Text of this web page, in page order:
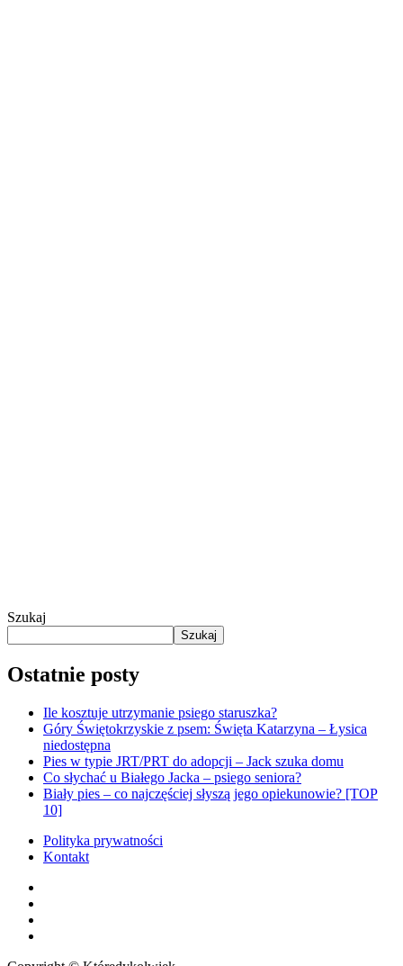
Szukaj
Szukaj
Ostatnie posty
Ile kosztuje utrzymanie psiego staruszka?
Góry Świętokrzyskie z psem: Święta Katarzyna – Łysica
niedostępna
Pies w typie JRT/PRT do adopcji – Jack szuka domu
Co słychać u Białego Jacka – psiego seniora?
Biały pies – co najczęściej słyszą jego opiekunowie? [TOP
10]
Polityka prywatności
Kontakt